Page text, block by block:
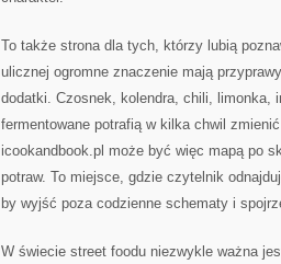
To także strona dla tych, którzy lubią
ulicznej ogromne znaczenie mają
dodatki. Czosnek, kolendra, chili,
fermentowane potrafią w kilka chwil
icookandbook.pl może być więc mapą po
potraw. To miejsce, gdzie czytelnik
by wyjść poza codzienne schematy i
W świecie street foodu niezwykle ważna